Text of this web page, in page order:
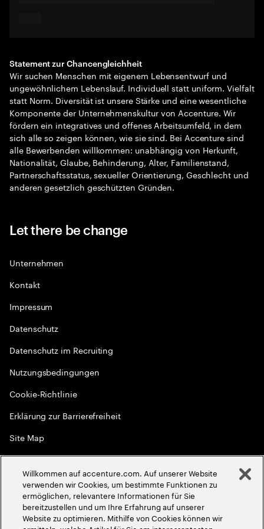
Statement zur Chancengleichheit
Wir suchen Menschen mit eigenem Lebensentwurf und
ungewöhnlichem Lebenslauf. Individuell statt uniform. Vielfalt
statt Norm. Diversität ist unsere Stärke und eine wesentliche
Komponente der Unternehmenskultur von Accenture. Wir
fördern ein integratives und offenes Arbeitsumfeld, in dem
sich alle so zeigen können, wie sie sind. Bei Accenture sind
alle Bewerbenden willkommen: unabhängig von Herkunft,
Nationalität, Glaube, Behinderung, Alter, Familienstand,
Partnerschaftsstatus, sexueller Orientierung, Geschlecht und
anderen gesetzlich geschützten Gründen.
Let there be change
Unternehmen
Kontakt
Impressum
Datenschutz
Datenschutz im Recruiting
Nutzungsbedingungen
Cookie-Richtlinie
Erklärung zur Barrierefreiheit
Site Map
Globale Meritokratie
2026Accenture. Alle Rechte vorbehalten
Willkommen auf accenture.com. Auf unserer Website
verwenden wir Cookies, um bestimmte Funktionen zu
ermöglichen, relevantere Informationen für Sie
bereitzustellen und um Ihre Erfahrung auf unserer
Website zu optimieren. Mithilfe von Cookies können wir